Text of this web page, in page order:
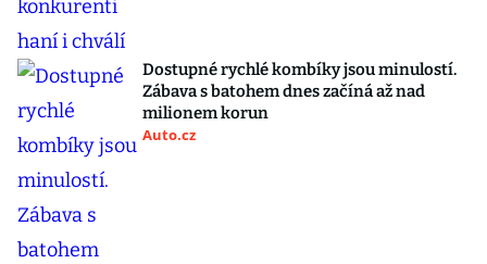
Dostupné rychlé kombíky jsou minulostí.
Zábava s batohem dnes začíná až nad
milionem korun
Auto.cz